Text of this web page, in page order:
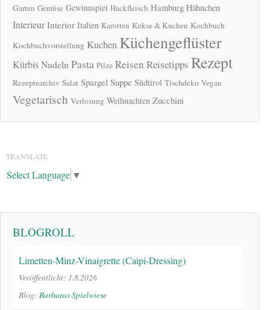
Garten Gemüse Gewinnspiel Hackfleisch Hamburg Hähnchen
Interieur Interior Italien Karotten Kekse & Kuchen Kochbuch
Kochbuchvorstellung Kuchen Küchengeflüster
KürbisNudeln Pasta Pilze Reisen Reisetipps Rezept
Rezeptearchiv Salat Spargel Suppe Südtirol Tischdeko Vegan
Vegetarisch Verlosung Weihnachten Zucchini
TRANSLATE
Select Language ▼
BLOGROLL
Limetten-Minz-Vinaigrette (Caipi-Dressing)
Veröffentlicht: 1.8.2026
Blog: Barbaras Spielwiese